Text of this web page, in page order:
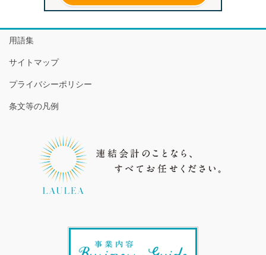
用語集
サイトマップ
プライバシーポリシー
条文等の凡例